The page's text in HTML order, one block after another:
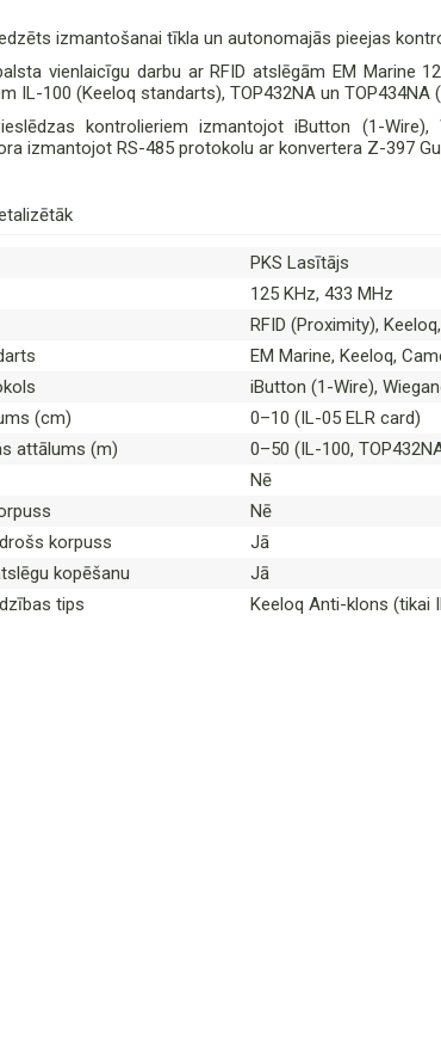
izmantošanai tīkla un autonomajās pieejas
vienlaicīgu darbu ar RFID atslēgām EM Marine
IL-100 (Keeloq standarts), TOP432NA un TOP434NA
kontrolieriem izmantojot iButton (1-Wire),
izmantojot RS-485 protokolu ar konvertera Z-397
PKS Lasītājs
125 KHz, 433 MHz
RFID (Proximity),
EM Marine, Keeloq,
iButton (1-Wire),
(cm)
0–10 (IL-05 ELR card)
attālums (m)
0–50 (IL-100,
Nē
Nē
korpuss
Jā
kopēšanu
Jā
tips
Keeloq Anti-klons (tikai